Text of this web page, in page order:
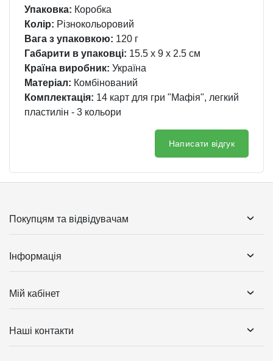
Упаковка: Коробка
Колір: Різнокольоровий
Вага з упаковкою: 120 г
Габарити в упаковці: 15.5 x 9 x 2.5 см
Країна виробник: Україна
Матеріал: Комбінований
Комплектація: 14 карт для гри "Мафія", легкий
пластилін - 3 кольори
Написати відгук
Покупцям та відвідувачам
Інформація
Мій кабінет
Наші контакти